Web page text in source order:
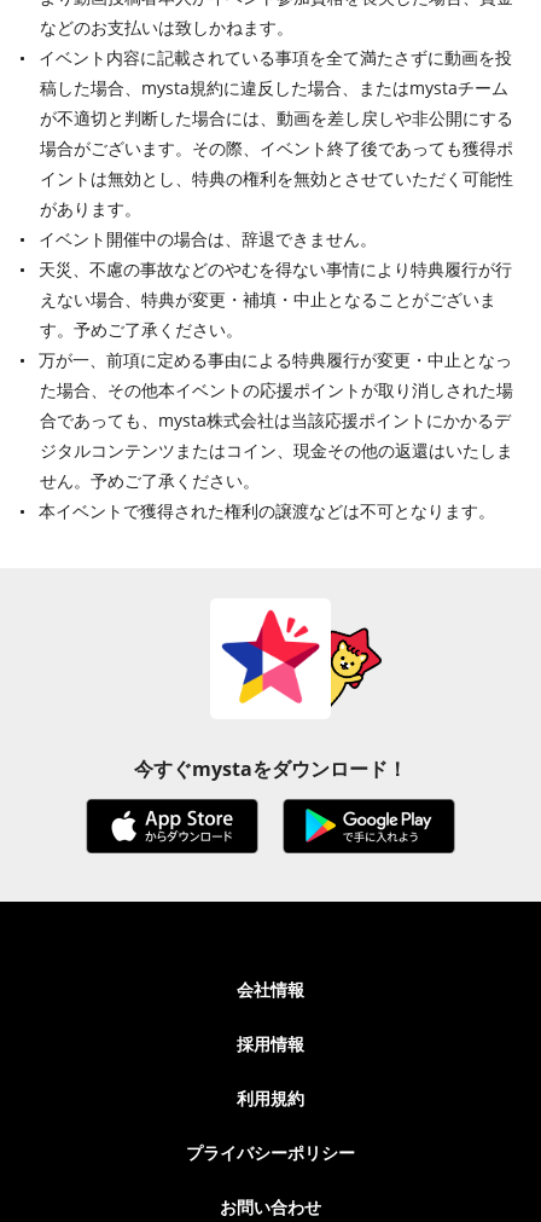
などのお支払いは致しかねます。
イベント内容に記載されている事項を全て満たさずに動画を投
稿した場合、mysta規約に違反した場合、またはmystaチーム
が不適切と判断した場合には、動画を差し戻しや非公開にする
場合がございます。その際、イベント終了後であっても獲得ポ
イントは無効とし、特典の権利を無効とさせていただく可能性
があります。
イベント開催中の場合は、辞退できません。
天災、不慮の事故などのやむを得ない事情により特典履行が行
えない場合、特典が変更・補填・中止となることがございま
す。予めご了承ください。
万が一、前項に定める事由による特典履行が変更・中止となっ
た場合、その他本イベントの応援ポイントが取り消しされた場
合であっても、mysta株式会社は当該応援ポイントにかかるデ
ジタルコンテンツまたはコイン、現金その他の返還はいたしま
せん。予めご了承ください。
本イベントで獲得された権利の譲渡などは不可となります。
今すぐmystaをダウンロード！
会社情報
採用情報
利用規約
プライバシーポリシー
お問い合わせ